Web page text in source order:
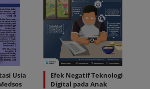
Usia
Efek Negatif Teknologi
Digital pada Anak